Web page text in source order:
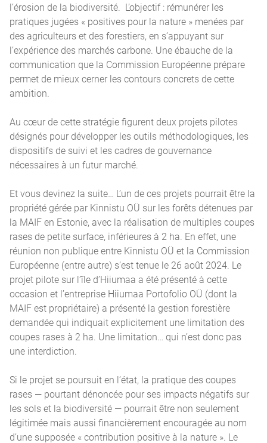
l’érosion de la biodiversité. L’objectif : rémunérer les
pratiques jugées « positives pour la nature » menées par
des agriculteurs et des forestiers, en s’appuyant sur
l’expérience des marchés carbone. Une ébauche de la
communication que la Commission Européenne prépare
permet de mieux cerner les contours concrets de cette
ambition.
Au cœur de cette stratégie figurent deux projets pilotes
désignés pour développer les outils méthodologiques, les
dispositifs de suivi et les cadres de gouvernance
nécessaires à un futur marché.
Et vous devinez la suite… L’un de ces projets pourrait être la
propriété gérée par Kinnistu OÜ sur les forêts détenues par
la MAIF en Estonie, avec la réalisation de multiples coupes
rases de petite surface, inférieures à 2 ha. En effet, une
réunion non publique entre Kinnistu OÜ et la Commission
Européenne (entre autre) s’est tenue le 26 août 2024. Le
projet pilote sur l’île d’Hiiumaa a été présenté à cette
occasion et l’entreprise Hiiumaa Portofolio OÜ (dont la
MAIF est propriétaire) a présenté la gestion forestière
demandée qui indiquait explicitement une limitation des
coupes rases à 2 ha. Une limitation… qui n’est donc pas
une interdiction.
Si le projet se poursuit en l’état, la pratique des coupes
rases — pourtant dénoncée pour ses impacts négatifs sur
les sols et la biodiversité — pourrait être non seulement
légitimée mais aussi financièrement encouragée au nom
d’une supposée « contribution positive à la nature ». Le